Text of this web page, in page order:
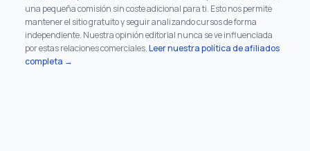
una pequeña comisión sin coste adicional para ti. Esto nos permite
mantener el sitio gratuito y seguir analizando cursos de forma
independiente. Nuestra opinión editorial nunca se ve influenciada
por estas relaciones comerciales.Leer nuestra política de afiliados
completa →